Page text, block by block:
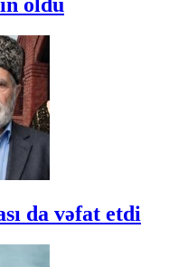
da vəfat etdi